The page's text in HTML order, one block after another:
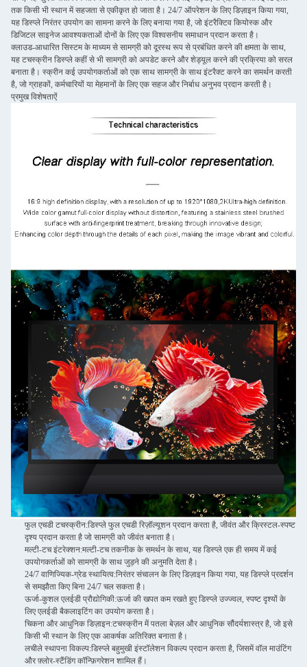
तक किसी भी स्थान में सहजता से एकीकृत हो जाता है। 24/7 ऑपरेशन के लिए डिज़ाइन किया गया,
यह डिस्प्ले निरंतर उपयोग का सामना करने के लिए बनाया गया है, जो इंटरैक्टिव कियोस्क और
डिजिटल साइनेज आवश्यकताओं दोनों के लिए एक विश्वसनीय समाधान प्रदान करता है।
क्लाउड-आधारित सिस्टम के माध्यम से सामग्री को दूरस्थ रूप से प्रबंधित करने की क्षमता के साथ,
यह टचस्क्रीन डिस्प्ले कहीं से भी सामग्री को अपडेट करने और शेड्यूल करने की प्रक्रिया को सरल
बनाता है। स्क्रीन कई उपयोगकर्ताओं को एक साथ सामग्री के साथ इंटरैक्ट करने का समर्थन करती
है, जो ग्राहकों, कर्मचारियों या मेहमानों के लिए एक सहज और निर्बाध अनुभव प्रदान करती है।
प्रमुख विशेषताऐं
फुल एचडी टचस्क्रीन:डिस्प्ले फुल एचडी रिज़ॉल्यूशन प्रदान करता है, जीवंत और क्रिस्टल-स्पष्ट
दृश्य प्रदान करता है जो सामग्री को जीवंत बनाता है।
मल्टी-टच इंटरेक्शन:मल्टी-टच तकनीक के समर्थन के साथ, यह डिस्प्ले एक ही समय में कई
उपयोगकर्ताओं को सामग्री के साथ जुड़ने की अनुमति देता है।
24/7 वाणिज्यिक-ग्रेड स्थायित्व:निरंतर संचालन के लिए डिज़ाइन किया गया, यह डिस्प्ले प्रदर्शन
से समझौता किए बिना 24/7 चल सकता है।
ऊर्जा-कुशल एलईडी प्रौद्योगिकी:ऊर्जा की खपत कम रखते हुए डिस्प्ले उज्ज्वल, स्पष्ट दृश्यों के
लिए एलईडी बैकलाइटिंग का उपयोग करता है।
चिकना और आधुनिक डिज़ाइन:टचस्क्रीन में पतला बेज़ल और आधुनिक सौंदर्यशास्त्र है, जो इसे
किसी भी स्थान के लिए एक आकर्षक अतिरिक्त बनाता है।
लचीले स्थापना विकल्प:डिस्प्ले बहुमुखी इंस्टॉलेशन विकल्प प्रदान करता है, जिसमें वॉल माउंटिंग
और फ़्लोर-स्टैंडिंग कॉन्फ़िगरेशन शामिल हैं।